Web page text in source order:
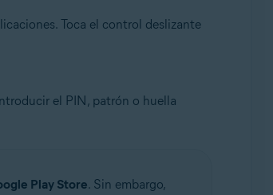
Toca el control deslizante
el PIN, patrón o huella
Play Store. Sin embargo,